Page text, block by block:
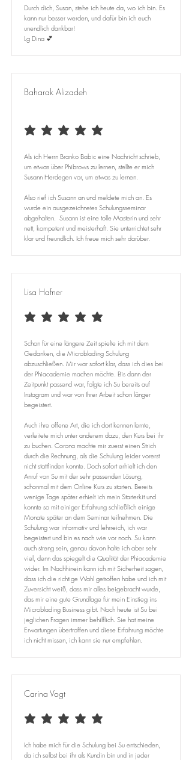
Durch dich, Susan, stehe ich heute da, wo ich bin. Es
kann nur besser werden, und dafür bin ich euch
unendlich dankbar!
Lg Dina 💕
Baharak Alizadeh
durchschnittliches Rating ist 5 von 5
Als ich Herrn Branko Babic eine Nachricht schrieb,
um etwas über Phibrows zu lernen, stellte er mich
Susann Herdegen vor, um etwas zu lernen.
Also rief ich Susann an und meldete mich an. Es
wurde ein ausgezeichnetes Schulungsseminar
abgehalten. Susann ist eine tolle Masterin und sehr
nett, kompetent und meisterhaft. Sie unterrichtet sehr
klar und freundlich. Ich freue mich sehr darüber.
Lisa Hafner
durchschnittliches Rating ist 5 von 5
Schon für eine längere Zeit spielte ich mit dem
Gedanken, die Microblading Schulung
abzuschließen. Mir war sofort klar, dass ich dies bei
der Phiacademie machen möchte. Bis dann der
Zeitpunkt passend war, folgte ich Su bereits auf
Instagram und war von Ihrer Arbeit schon länger
begeistert.
Auch ihre offene Art, die ich dort kennen lernte,
verleitete mich unter anderem dazu, den Kurs bei ihr
zu buchen. Corona machte mir zuerst einen Strich
durch die Rechnung, als die Schulung leider vorerst
nicht stattfinden konnte. Doch sofort erhielt ich den
Anruf von Su mit der sehr passenden Lösung,
schonmal mit dem Online Kurs zu starten. Bereits
wenige Tage später erhielt ich mein Starterkit und
konnte so mit einiger Erfahrung schließlich einige
Monate später an dem Seminar teilnehmen. Die
Schulung war informativ und lehrreich, ich war
begeistert und bin es nach wie vor noch. Su kann
auch streng sein, genau davon halte ich aber sehr
viel, denn das spiegelt die Qualität der Phiacademie
wider. Im Nachhinein kann ich mit Sicherheit sagen,
dass ich die richtige Wahl getroffen habe und ich mit
Zuversicht weiß, dass mir alles beigebracht wurde,
das mir eine gute Grundlage für mein Einstieg ins
Microblading Business gibt. Noch heute ist Su bei
jeglichen Fragen immer behilflich. Sie hat meine
Erwartungen übertroffen und diese Erfahrung möchte
ich nicht missen, ich kann sie nur empfehlen.
Carina Vogt
durchschnittliches Rating ist 5 von 5
Ich habe mich für die Schulung bei Su entschieden,
da ich selbst bei ihr als Kundin bin und in jeder